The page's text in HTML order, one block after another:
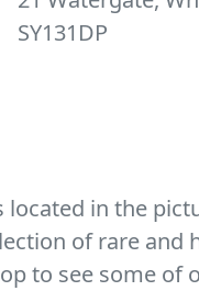
SY131DP
located in the
of rare
to see some of